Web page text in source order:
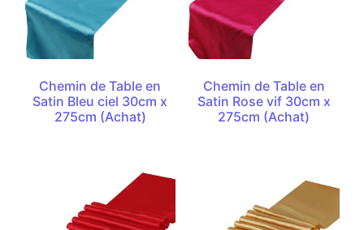
Chemin de Table en
Satin Bleu ciel 30cm x
275cm (Achat)
Chemin de Table en
Satin Rose vif 30cm x
275cm (Achat)